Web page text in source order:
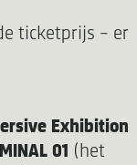
ticketprijs – er
Exhibition
01 (het